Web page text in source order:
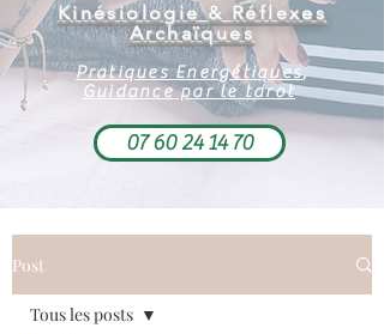
Kinésiologie& Réflexes
Archaïques
Pratiques Energétiques,
Guidance par le tarot
07 60 24 14 70
Post
Tous les posts